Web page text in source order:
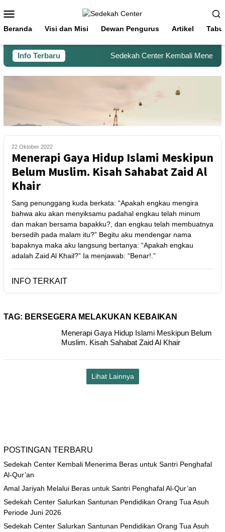
Beranda Visi dan Misi Dewan Pengurus Artikel
Info Terbaru Sedekah Center Kembali
22 Oktober 2022
Menerapi Gaya Hidup Islami Meskipun
Belum Muslim. Kisah Sahabat Zaid Al
Khair
Sang penunggang kuda berkata: “Apakah engkau mengira
bahwa aku akan menyiksamu padahal engkau telah minum
dan makan bersama bapakku?, dan engkau telah membuatnya
bersedih pada malam itu?” Begitu aku mendengar nama
bapaknya maka aku langsung bertanya: “Apakah engkau
adalah Zaid Al Khail?” Ia menjawab: “Benar!.”
INFO TERKAIT
TAG: BERSEGERA MELAKUKAN KEBAIKAN
Menerapi Gaya Hidup Islami Meskipun Belum
Muslim. Kisah Sahabat Zaid Al Khair
Lihat Lainnya
POSTINGAN TERBARU
Sedekah Center Kembali Menerima Beras untuk Santri Penghafal
Al-Qur’an
Amal Jariyah Melalui Beras untuk Santri Penghafal Al-Qur’an
Sedekah Center Salurkan Santunan Pendidikan Orang Tua Asuh
Periode Juni 2026
Sedekah Center Salurkan Santunan Pendidikan Orang Tua Asuh